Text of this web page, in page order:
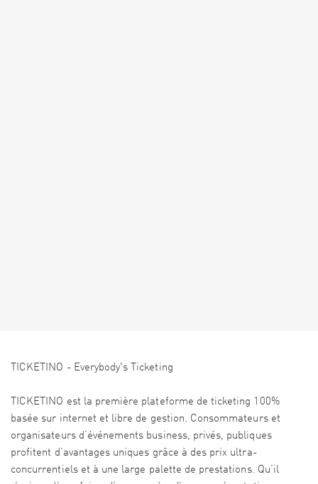
TICKETINO - Everybody's Ticketing
TICKETINO est la première plateforme de ticketing 100%
basée sur internet et libre de gestion. Consommateurs et
organisateurs d’événements business, privés, publiques
profitent d’avantages uniques grâce à des prix ultra-
concurrentiels et à une large palette de prestations. Qu’il